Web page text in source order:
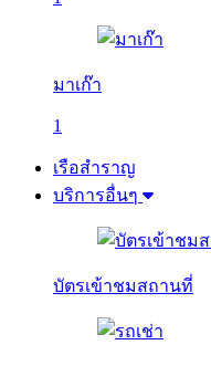
มาเก๊า
1
เรือสำราญ
บริการอื่นๆ
บัตรเข้าชมสถานที่